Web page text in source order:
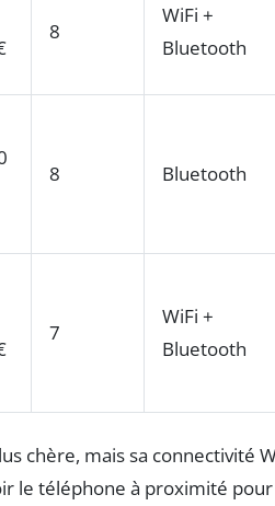
8
WiFi +
Bluetooth
8 Bluetooth
7
WiFi +
Bluetooth
chère, mais sa connectivité
le téléphone à proximité